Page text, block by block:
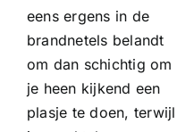
eens ergens in de
brandnetels belandt
om dan schichtig om
je heen kijkend een
plasje te doen, terwijl